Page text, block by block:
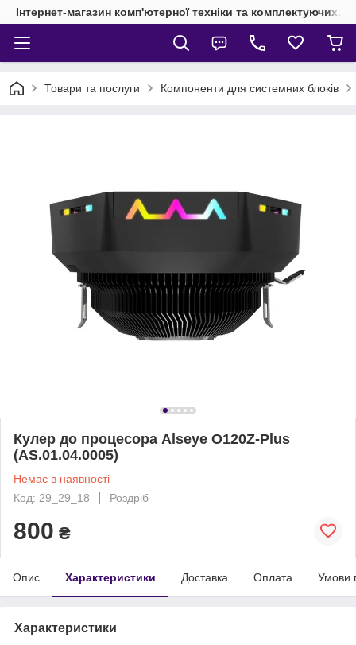
Інтернет-магазин комп'ютерної техніки та комплектуючих.
Товари та послуги Компоненти для системних блоків
Кулер до процесора Alseye O120Z-Plus
(AS.01.04.0005)
Немає в наявності
Код: 29_29_18
Роздріб
800 ₴
Опис Характеристики Доставка Оплата Умови
Характеристики